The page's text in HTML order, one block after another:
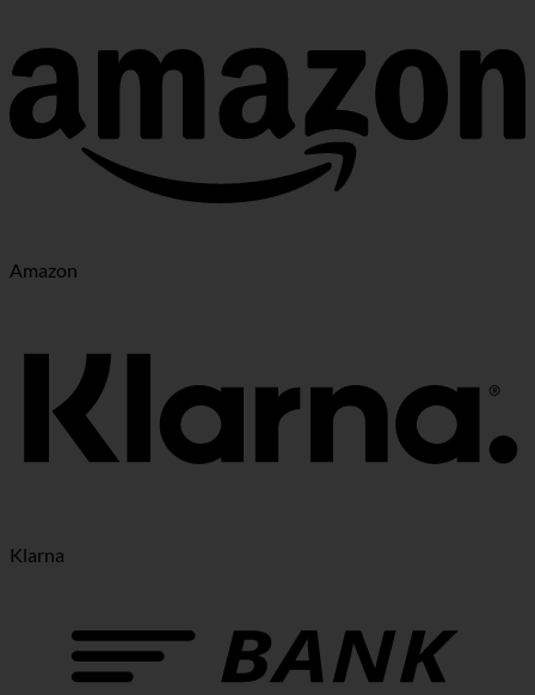
Amazon
Klarna